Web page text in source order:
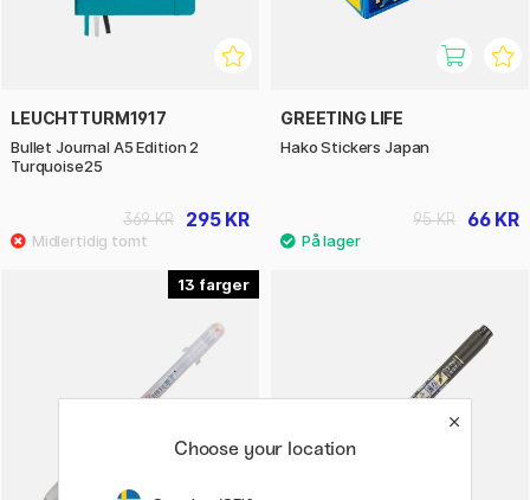
LEUCHTTURM1917
Bullet Journal A5 Edition 2
Turquoise25
295 KR
369 KR
GREETING LIFE
Hako Stickers Japan
66 KR
95 KR
13
Choose your location